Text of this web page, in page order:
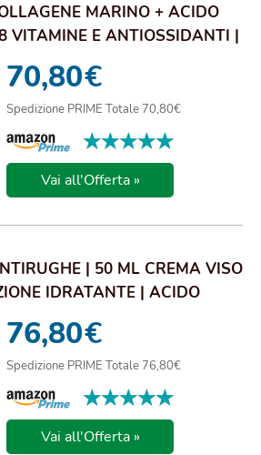
MARINO + ACIDO
VITAMINE E ANTIOSSIDANTI |
70,80€
Spedizione PRIME Totale 70,80€
★★★★★
★★★★★
Vai all'Offerta »
| 50 ML CREMA VISO
IDRATANTE | ACIDO
76,80€
Spedizione PRIME Totale 76,80€
★★★★★
★★★★★
Vai all'Offerta »